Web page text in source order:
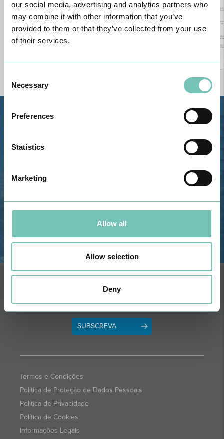
our social media, advertising and analytics partners who
may combine it with other information that you’ve
provided to them or that they’ve collected from your use
of their services.
Selection
Necessary
Preferences
Statistics
Marketing
Allow all
Allow selection
Deny
Estrada de Alvor, Sítio Cruz da
NEWSLETTER + SAÚDE
Quinzenalmente selecionamos para
SUBSCREVA
Termos e Condições
Política de Proteção de Dados Pessoais
Política de Privacidade
Política de Cookies
Informações Legais